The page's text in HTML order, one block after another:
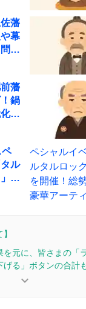
藩
幕
題
藩
鍋
に
ペ
ル
を
を元に、皆さまの「
げる」ボタンの合計
keyboard_arrow_down